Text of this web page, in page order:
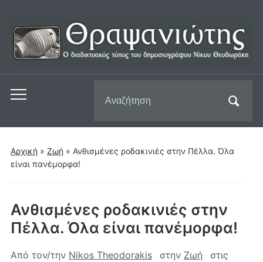
Εναλλαγή
μενού
για
κινητά
για:
Αρχική » Ζωή » Ανθισμένες ροδακινιές στην Πέλλα. Όλα
είναι πανέμορφα!
Ανθισμένες ροδακινιές στην
Πέλλα. Όλα είναι πανέμορφα!
Από τον/την Nikos Theodorakis στην Ζωή στις